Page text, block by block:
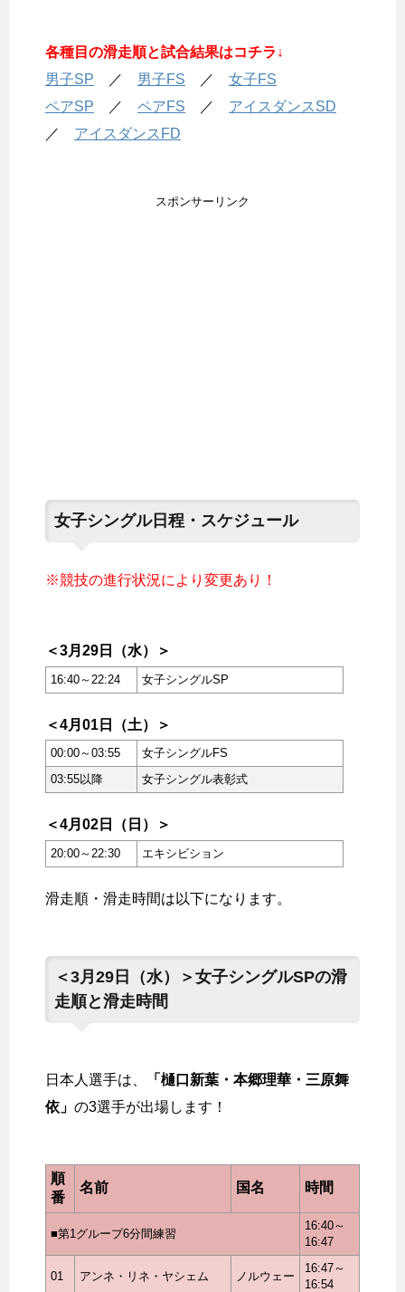
各種目の滑走順と試合結果はコチラ↓
男子SP ／ 男子FS ／ 女子FS
ペアSP ／ ペアFS ／ アイスダンスSD
／ アイスダンスFD
スポンサーリンク
女子シングル日程・スケジュール
※競技の進行状況により変更あり！
＜3月29日（水）＞
16:40～22:24 女子シングルSP
＜4月01日（土）＞
00:00～03:55
女子シングルFS
03:55以降
女子シングル表彰式
＜4月02日（日）＞
20:00～22:30 エキシビション
滑走順・滑走時間は以下になります。
＜3月29日（水）＞女子シングルSPの滑
走順と滑走時間
日本人選手は、
「樋口新葉・本郷理華・三原舞
依」 の3選手が出場します！
順
番
名前 国名 時間
■第1グループ6分間練習
16:40～
16:47
01 アンネ・リネ・ヤシェム ノルウェー
16:47～
16:54